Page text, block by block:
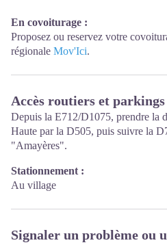
En covoiturage :
Proposez ou reservez votre
régionale Mov'Ici.
Accès routiers et parkings
Depuis la E712/D1075, prendre la
Haute par la D505, puis suivre la
"Amayères".
Stationnement :
Au village
Signaler un problème ou